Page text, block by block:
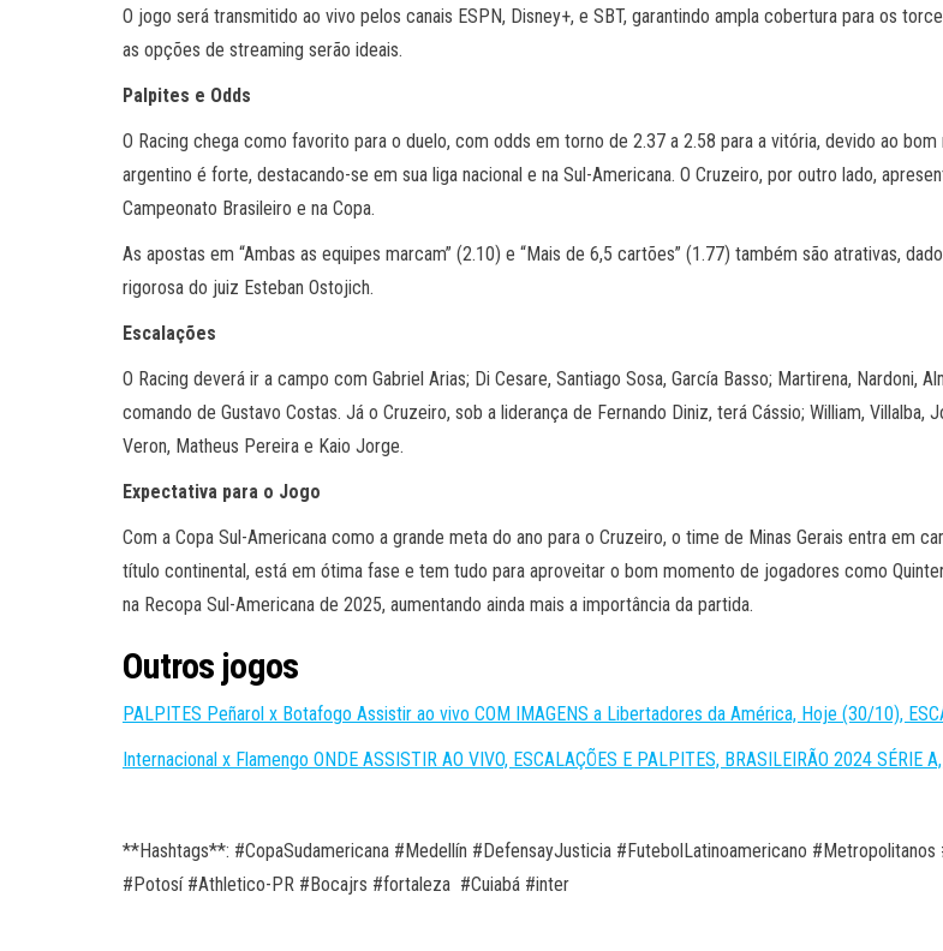
O jogo será transmitido ao vivo pelos canais ESPN, Disney+, e SBT, garantindo ampla cobertura para os
as opções de streaming serão ideais.
Palpites e Odds
O Racing chega como favorito para o duelo, com odds em torno de 2.37 a 2.58 para a vitória, devido ao
argentino é forte, destacando-se em sua liga nacional e na Sul-Americana. O Cruzeiro, por outro lado,
Campeonato Brasileiro e na Copa.
As apostas em “Ambas as equipes marcam” (2.10) e “Mais de 6,5 cartões” (1.77) também são atrativas,
rigorosa do juiz Esteban Ostojich.
Escalações
O Racing deverá ir a campo com Gabriel Arias; Di Cesare, Santiago Sosa, García Basso; Martirena, Nardoni,
comando de Gustavo Costas. Já o Cruzeiro, sob a liderança de Fernando Diniz, terá Cássio; William, Villalba,
Veron, Matheus Pereira e Kaio Jorge.
Expectativa para o Jogo
Com a Copa Sul-Americana como a grande meta do ano para o Cruzeiro, o time de Minas Gerais entra em
título continental, está em ótima fase e tem tudo para aproveitar o bom momento de jogadores como
na Recopa Sul-Americana de 2025, aumentando ainda mais a importância da partida.
Outros jogos
PALPITES Peñarol x Botafogo Assistir ao vivo COM IMAGENS a Libertadores da América, Hoje (30/10),
Internacional x Flamengo ONDE ASSISTIR AO VIVO, ESCALAÇÕES E PALPITES, BRASILEIRÃO 2024 SÉRIE
**Hashtags**: #CopaSudamericana #Medellín #DefensayJusticia #FutebolLatinoamericano
#Potosí #Athletico-PR #Bocajrs #fortaleza #Cuiabá #inter